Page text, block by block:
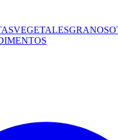
VEGETALESGRANOS